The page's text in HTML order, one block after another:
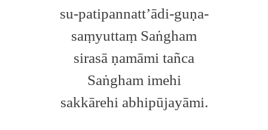
su-patipannatt’ādi-guṇa-
saṃyuttaṃ Saṅgham
sirasā ṇamāmi tañca
Saṅgham imehi
sakkārehi abhipūjayāmi.